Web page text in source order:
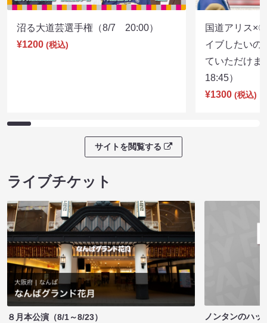
沼る大道芸選手権（8/7 20:00）
¥1200 (税込)
国道アリス×
イブしたいの
ていただけ
18:45）
¥1300 (税込)
サイトを閲覧する
ライブチケット
８月本公演（8/1～8/23）
ノンタンのハッ